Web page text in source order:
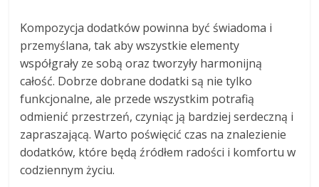
Kompozycja dodatków powinna być świadoma i
przemyślana, tak aby wszystkie elementy
współgrały ze sobą oraz tworzyły harmonijną
całość. Dobrze dobrane dodatki są nie tylko
funkcjonalne, ale przede wszystkim potrafią
odmienić przestrzeń, czyniąc ją bardziej serdeczną i
zapraszającą. Warto poświęcić czas na znalezienie
dodatków, które będą źródłem radości i komfortu w
codziennym życiu.